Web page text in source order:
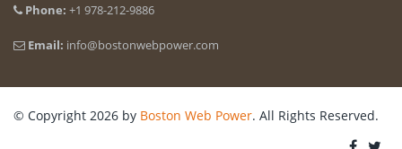
Phone: +1 978-212-9886
Email: info@bostonwebpower.com
© Copyright 2026 by Boston Web Power. All Rights Reserved.